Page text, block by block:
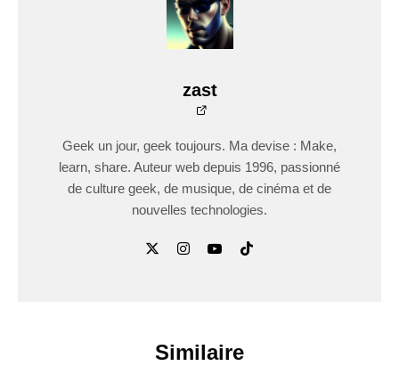
zast
Geek un jour, geek toujours. Ma devise : Make,
learn, share. Auteur web depuis 1996, passionné
de culture geek, de musique, de cinéma et de
nouvelles technologies.
Similaire